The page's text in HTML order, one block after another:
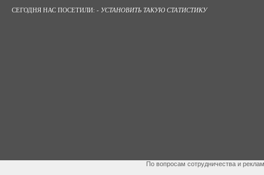
СЕГОДНЯ НАС ПОСЕТИЛИ: - УСТАНОВИТЬ ТАКУЮ СТАТИСТИКУ
По вопросам сотрудничества и